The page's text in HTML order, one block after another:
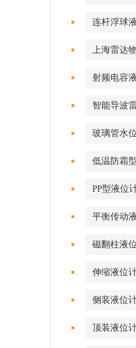
连杆浮球
上海雷达
射频电容
智能导波
玻璃管水
低温防霜
PP型液位
平衡传动
磁翻柱液
伸缩液位
侧装液位
顶装液位